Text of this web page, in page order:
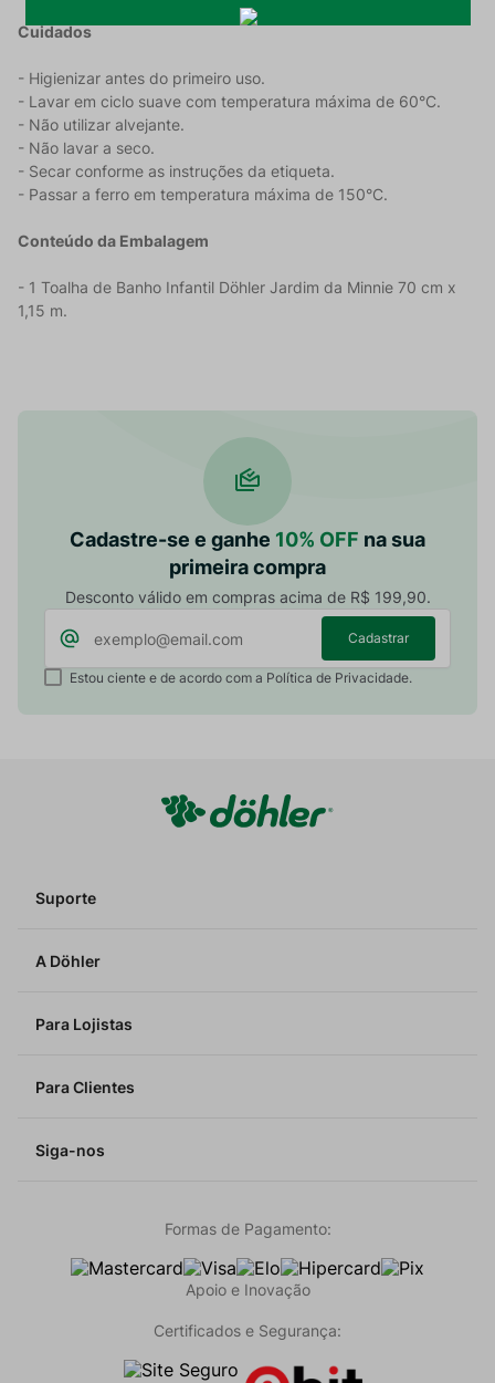
Cuidados
- Higienizar antes do primeiro uso.
- Lavar em ciclo suave com temperatura máxima de 60°C.
- Não utilizar alvejante.
- Não lavar a seco.
- Secar conforme as instruções da etiqueta.
- Passar a ferro em temperatura máxima de 150°C.
Conteúdo da Embalagem
- 1 Toalha de Banho Infantil Döhler Jardim da Minnie 70 cm x
1,15 m.
Cadastre-se e ganhe 10% OFF na sua
primeira compra
Desconto válido em compras acima de R$ 199,90.
Cadastrar
Estou ciente e de acordo com a Política de Privacidade.
Suporte
A Döhler
Para Lojistas
Para Clientes
Siga-nos
Formas de Pagamento:
Apoio e Inovação
Certificados e Segurança: